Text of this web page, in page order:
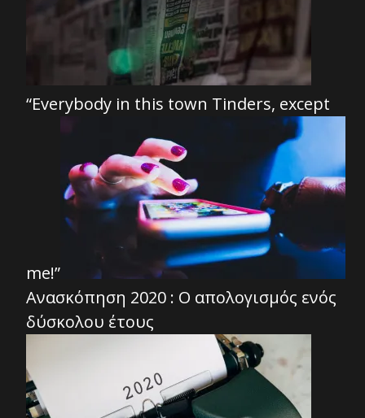
“Everybody in this town Τinders, except
me!”
Ανασκόπηση 2020 : Ο απολογισμός ενός
δύσκολου έτους